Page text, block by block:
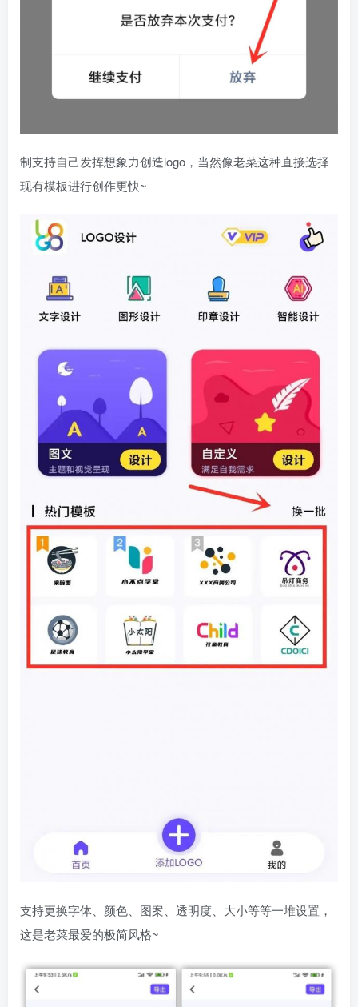
制支持自己发挥想象力创造logo，当然像老菜这种直接选择
现有模板进行创作更快~
支持更换字体、颜色、图案、透明度、大小等等一堆设置，
这是老菜最爱的极简风格~